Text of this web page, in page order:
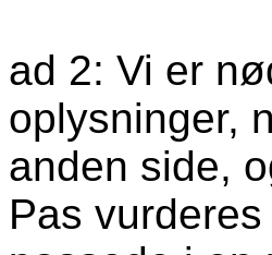
ad 2: Vi er
oplysninger,
anden side,
Pas